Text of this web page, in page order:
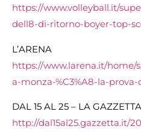
https://www.volleyball.it/
dell8-di-ritorno-boyer-top-
L’ARENA
https://www.larena.it/home/
a-monza-%C3%A8-la-prova-
DAL 15 AL 25 – LA
http://dal15al25.gazzetta.it/